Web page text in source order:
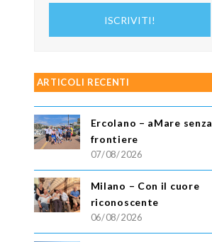
ISCRIVITI!
ARTICOLI RECENTI
Ercolano – aMare senza
frontiere
07/08/2026
Milano – Con il cuore
riconoscente
06/08/2026